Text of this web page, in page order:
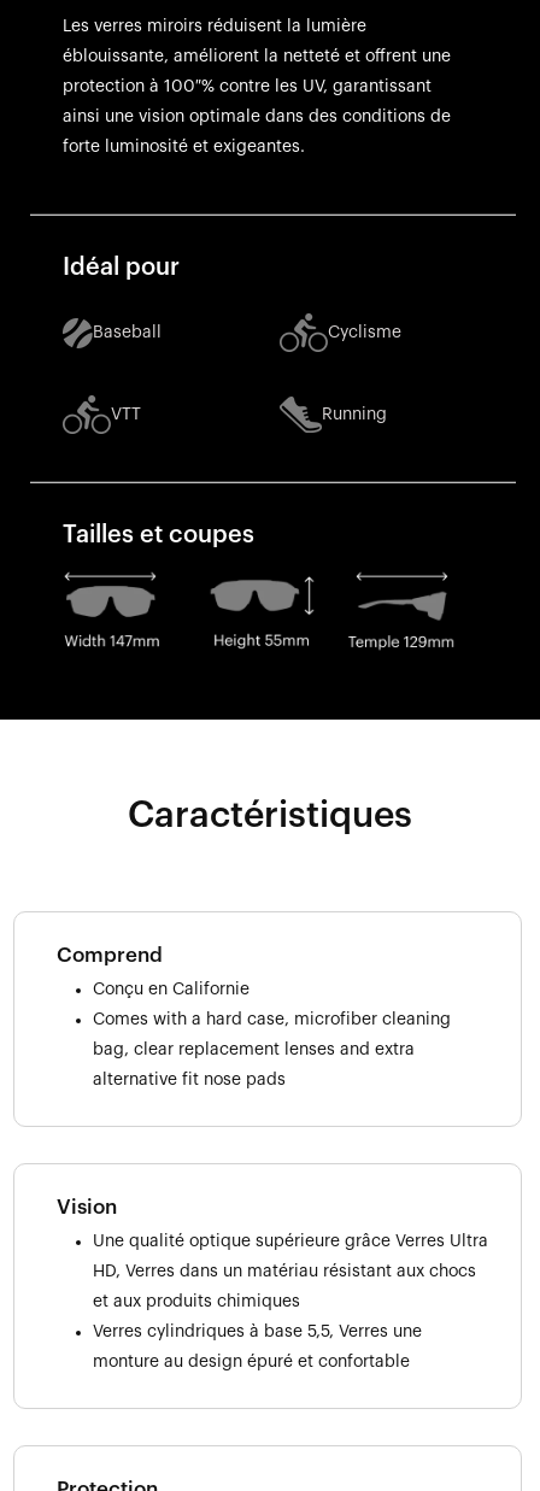
Les verres miroirs réduisent la lumière
éblouissante, améliorent la netteté et offrent une
protection à 100 % contre les UV, garantissant
ainsi une vision optimale dans des conditions de
forte luminosité et exigeantes.
Idéal pour
Baseball Cyclisme
VTT Running
Tailles et coupes
Caractéristiques
Comprend
Conçu en Californie
Comes with a hard case, microfiber cleaning
bag, clear replacement lenses and extra
alternative fit nose pads
Vision
Une qualité optique supérieure grâce Verres Ultra
HD, Verres dans un matériau résistant aux chocs
et aux produits chimiques
Verres cylindriques à base 5,5, Verres une
monture au design épuré et confortable